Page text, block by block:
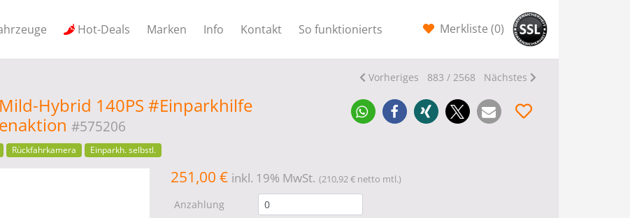
Hot-Deals Marken Info Kontakt So funktionierts Merkliste (0)
Vorheriges 883 / 2568 Nächstes
Hybrid 140PS #Einparkhilfe
#575206
Rückfahrkamera Einparkh. selbstl.
251,00 € inkl. 19% MwSt. (210,92 € netto mtl.)
Anzahlung